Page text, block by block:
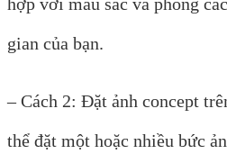
gian của bạn.
– Cách 2: Đặt ảnh concept
thể đặt một hoặc nhiều bức